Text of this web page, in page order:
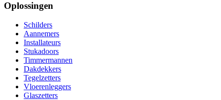
Oplossingen
Schilders
Aannemers
Installateurs
Stukadoors
Timmermannen
Dakdekkers
Tegelzetters
Vloerenleggers
Glaszetters